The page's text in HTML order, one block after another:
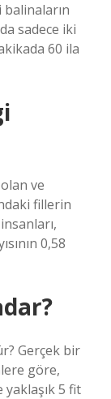
balinaların
sadece iki
60 ila
ve
fillerin
0,58
Gerçek bir
göre,
yaklaşık 5 fit